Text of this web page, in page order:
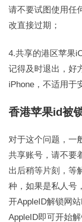
请不要试图使用任
改直接过期；
4.共享的港区苹果
记得及时退出，好
iPhone，不适用于
香港苹果id被
对于这个问题，一
共享账号，请不要
出后稍等片刻，等
种，如果是私人号
开AppleID解锁网
AppleID即可开始